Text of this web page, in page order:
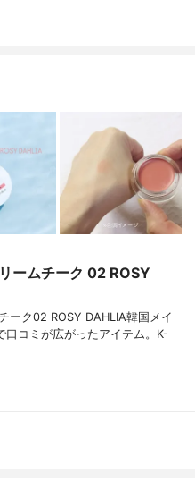
ームチーク 02 ROSY
ーク02 ROSY DAHLIA韓国メイ
口コミが広がったアイテム。K-